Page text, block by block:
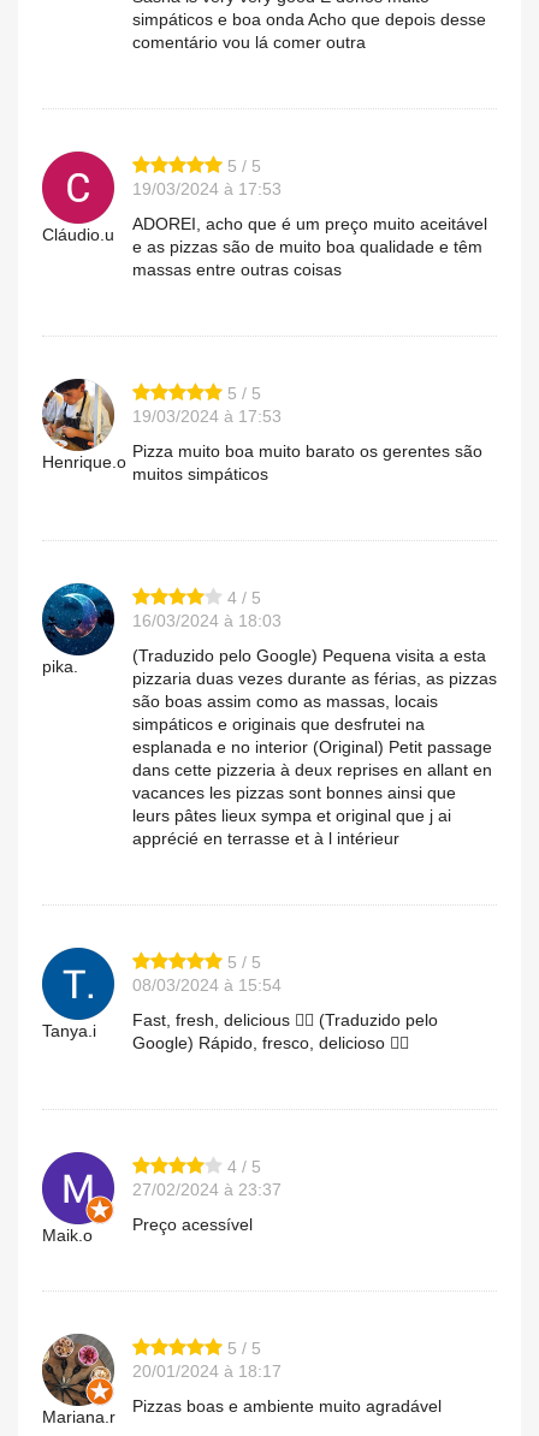
simpáticos e boa onda Acho que depois desse
comentário vou lá comer outra
Cláudio.u
5 / 5
19/03/2024 à 17:53
ADOREI, acho que é um preço muito aceitável
e as pizzas são de muito boa qualidade e têm
massas entre outras coisas
Henrique.o
5 / 5
19/03/2024 à 17:53
Pizza muito boa muito barato os gerentes são
muitos simpáticos
pika.
4 / 5
16/03/2024 à 18:03
(Traduzido pelo Google) Pequena visita a esta
pizzaria duas vezes durante as férias, as pizzas
são boas assim como as massas, locais
simpáticos e originais que desfrutei na
esplanada e no interior (Original) Petit passage
dans cette pizzeria à deux reprises en allant en
vacances les pizzas sont bonnes ainsi que
leurs pâtes lieux sympa et original que j ai
apprécié en terrasse et à l intérieur
Tanya.i
5 / 5
08/03/2024 à 15:54
Fast, fresh, delicious 👍🏻 (Traduzido pelo
Google) Rápido, fresco, delicioso 👍🏻
Maik.o
4 / 5
27/02/2024 à 23:37
Preço acessível
Mariana.r
5 / 5
20/01/2024 à 18:17
Pizzas boas e ambiente muito agradável